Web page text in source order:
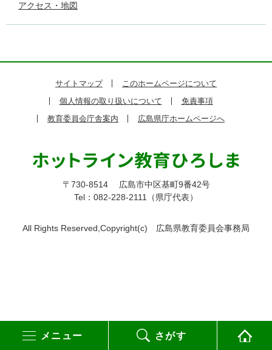
メニュー さがす
アクセス・地図
サイトマップ
このホームページについて
個人情報の取り扱いについて
免責事項
教育委員会庁舎案内
広島県庁ホームページへ
〒730-8514
広島市中区基町9番42号
Tel：082-228-2111（県庁代表）
All Rights Reserved,Copyright(c) 広島県教育委員会事務局